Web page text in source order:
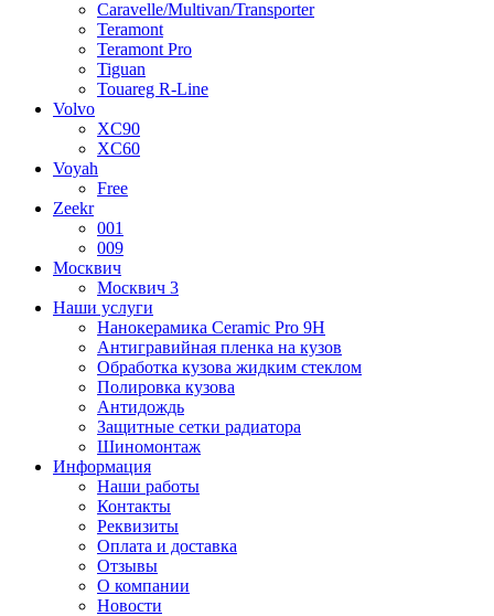
Caravelle/Multivan/Transporter
Teramont
Teramont Pro
Tiguan
Touareg R-Line
Volvo
XC90
XC60
Voyah
Free
Zeekr
001
009
Москвич
Москвич 3
Наши услуги
Нанокерамика Ceramic Pro 9H
Антигравийная пленка на кузов
Обработка кузова жидким стеклом
Полировка кузова
Антидождь
Защитные сетки радиатора
Шиномонтаж
Информация
Наши работы
Контакты
Реквизиты
Оплата и доставка
Отзывы
О компании
Новости